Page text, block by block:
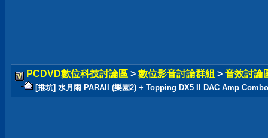
PCDVD數位科技討論區 > 數位影音討論群組 > 音效討論
[推坑] 水月雨 PARAII (樂園2) + Topping DX5 II DAC Amp Combo